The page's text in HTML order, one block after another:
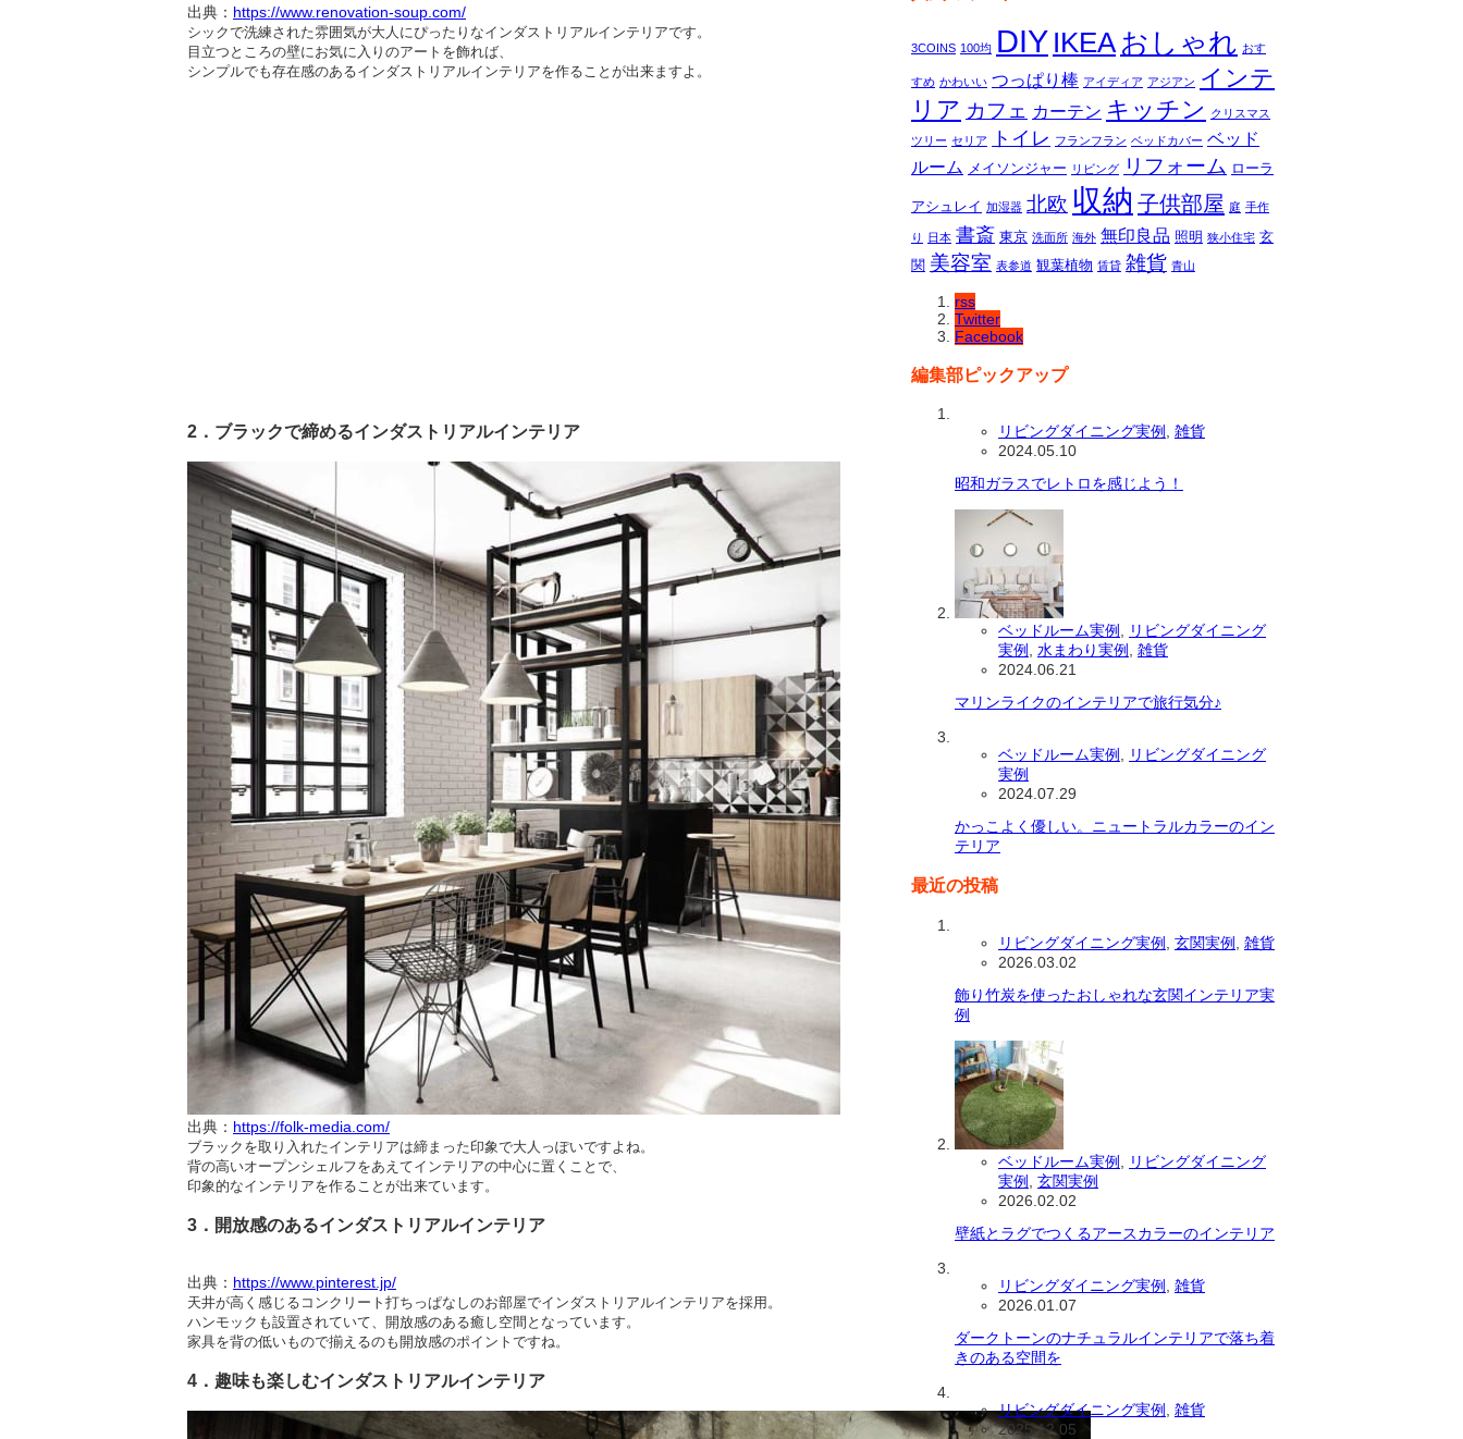
出典： https://www.renovation-soup.com/
シックで洗練された雰囲気が大人にぴったりなインダストリアルインテリアです。
目立つところの壁にお気に入りのアートを飾れば、
シンプルでも存在感のあるインダストリアルインテリアを作ることが出来ますよ。
2．ブラックで締めるインダストリアルインテリア
出典： https://folk-media.com/
ブラックを取り入れたインテリアは締まった印象で大人っぽいですよね。
背の高いオープンシェルフをあえてインテリアの中心に置くことで、
印象的なインテリアを作ることが出来ています。
3．開放感のあるインダストリアルインテリア
出典： https://www.pinterest.jp/
天井が高く感じるコンクリート打ちっぱなしのお部屋でインダストリアルインテリアを採用。
ハンモックも設置されていて、開放感のある癒し空間となっています。
家具を背の低いもので揃えるのも開放感のポイントですね。
4．趣味も楽しむインダストリアルインテリア
3COINS 100均 DIY IKEA おしゃれ おす
すめ かわいい つっぱり棒 アイディア アジアン インテ
リア カフェ カーテン キッチン クリスマス
ツリー セリア トイレ フランフラン ベッドカバー ベッド
ルーム メイソンジャー リビング リフォーム ローラ
アシュレイ 加湿器 北欧 収納 子供部屋 庭 手作
り 日本 書斎 東京 洗面所 海外 無印良品 照明 狭小住宅 玄
関 美容室 表参道 観葉植物 賃貸 雑貨 青山
rss
Twitter
Facebook
編集部ピックアップ
リビングダイニング実例
雑貨
2024.05.10
昭和ガラスでレトロを感じよう！
ベッドルーム実例
リビングダイニング
実例
水まわり実例
雑貨
2024.06.21
マリンライクのインテリアで旅行気分♪
ベッドルーム実例
リビングダイニング
実例
2024.07.29
かっこよく優しい。ニュートラルカラーのイン
テリア
最近の投稿
リビングダイニング実例 玄関実例
雑貨
2026.03.02
飾り竹炭を使ったおしゃれな玄関インテリア実
例
ベッドルーム実例
リビングダイニング
実例
玄関実例
2026.02.02
壁紙とラグでつくるアースカラーのインテリア
リビングダイニング実例
雑貨
2026.01.07
ダークトーンのナチュラルインテリアで落ち着
きのある空間を
リビングダイニング実例
雑貨
2025.12.05